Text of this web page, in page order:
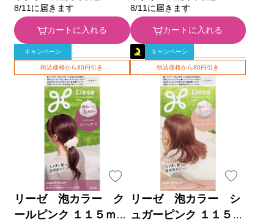
8/11に届きます
カートに入れる
8/11に届きます
カートに入れる
キャンペーン
税込価格から80円引き
リーゼ 泡カラー ク
ールピンク １１５ｍＬ
キャンペーン
税込価格から80円引き
リーゼ 泡カラー シ
ュガーピンク １１５ｍ